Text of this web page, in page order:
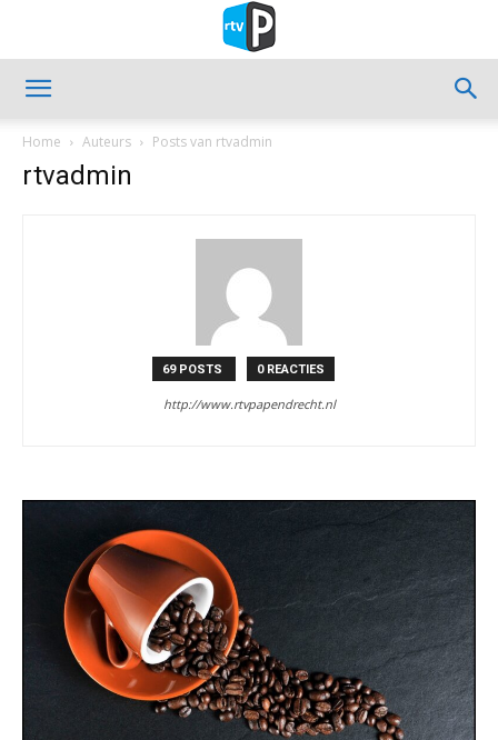
Home Auteurs Posts van rtvadmin
rtvadmin
69 POSTS 0 REACTIES
http://www.rtvpapendrecht.nl